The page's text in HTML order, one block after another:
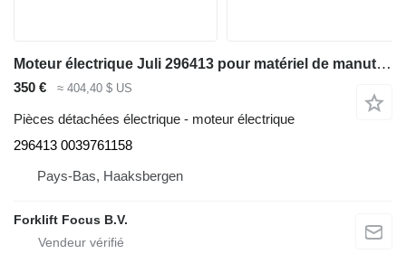
Moteur électrique Juli 296413 pour matériel de manutention Linde 1154-01/1164-01/1174-01 series
350 € ≈ 404,40 $ US
Pièces détachées électrique - moteur électrique
296413 0039761158
Pays-Bas, Haaksbergen
Forklift Focus B.V.